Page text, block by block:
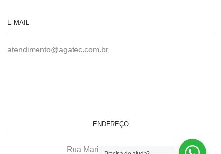
E-MAIL
atendimento@agatec.com.br
ENDEREÇO
Rua Maria Afonso, 166-A